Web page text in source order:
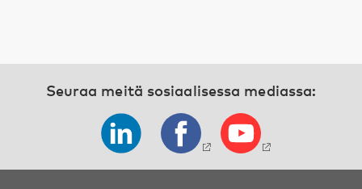
Seuraa meitä sosiaalisessa mediassa: